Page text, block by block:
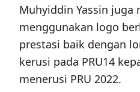
Muhyiddin Yassin juga
menggunakan logo
prestasi baik dengan
kerusi pada PRU14
menerusi PRU 2022.